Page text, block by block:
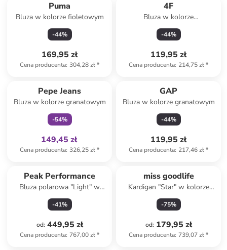
Puma
Bluza w kolorze fioletowym
-44%
169,95 zł
Cena producenta: 304,28 zł*
4F
Bluza w kolorze
antracytowym
-44%
119,95 zł
Cena producenta: 214,75 zł*
Pepe Jeans
Bluza w kolorze granatowym
-54%
149,45 zł
Cena producenta: 326,25 zł*
GAP
Bluza w kolorze granatowym
-44%
119,95 zł
Cena producenta: 217,46 zł*
Peak Performance
Bluza polarowa "Light" w
kolorze pomarańczowym
-41%
od: 449,95 zł
Cena producenta: 767,00 zł*
miss goodlife
Kardigan "Star" w kolorze
beżowo-różowym
-75%
od: 179,95 zł
Cena producenta: 739,07 zł*